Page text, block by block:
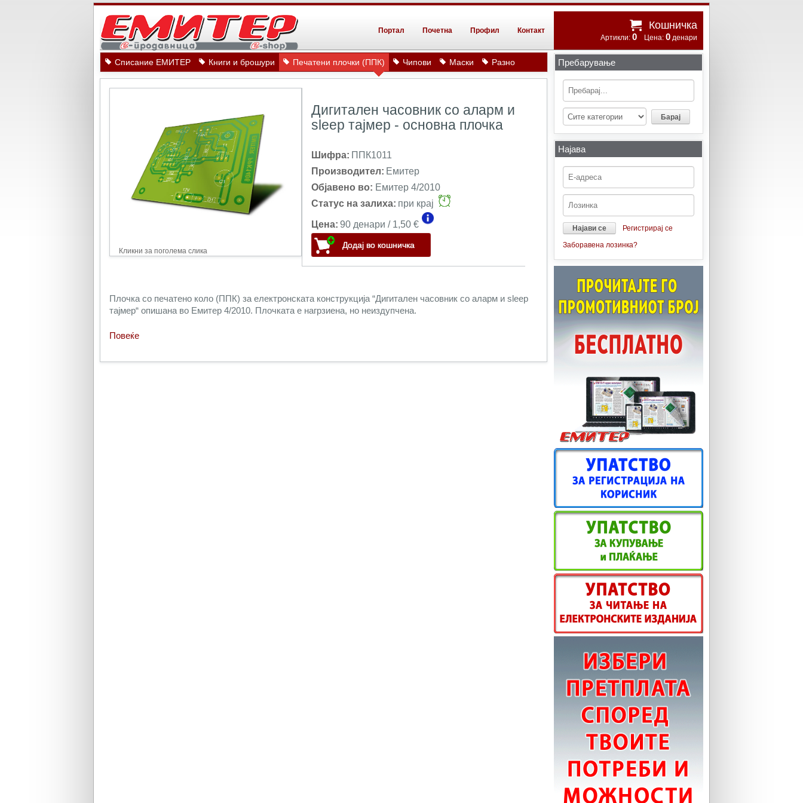
Кошничка
Артикли: 0 Цена: 0 денари
Портал Почетна Профил Контакт
Списание ЕМИТЕР Книги и брошури Печатени плочки (ППК) Чипови Маски Разно
Кликни за поголема слика
Дигитален часовник со аларм и
sleep тајмер - основна плочка
Шифра: ППК1011
Производител: Емитер
Објавено во: Емитер 4/2010
Статус на залиха: при крај
Цена: 90 денари / 1,50 €
Плочка со печатено коло (ППК) за електронската конструкција “Дигитален часовник со аларм и sleep
тајмер“ опишана во Емитер 4/2010. Плочката е нагрзиена, но неиздупчена.
Повеќе
Пребарување
Најава
Регистрирај се
Заборавена лозинка?